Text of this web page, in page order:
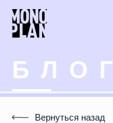
Б Л О Г
Вернуться назад